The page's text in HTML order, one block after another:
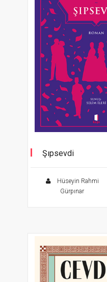
Şıpsevdi
Hüseyin Rahmi
Gürpınar